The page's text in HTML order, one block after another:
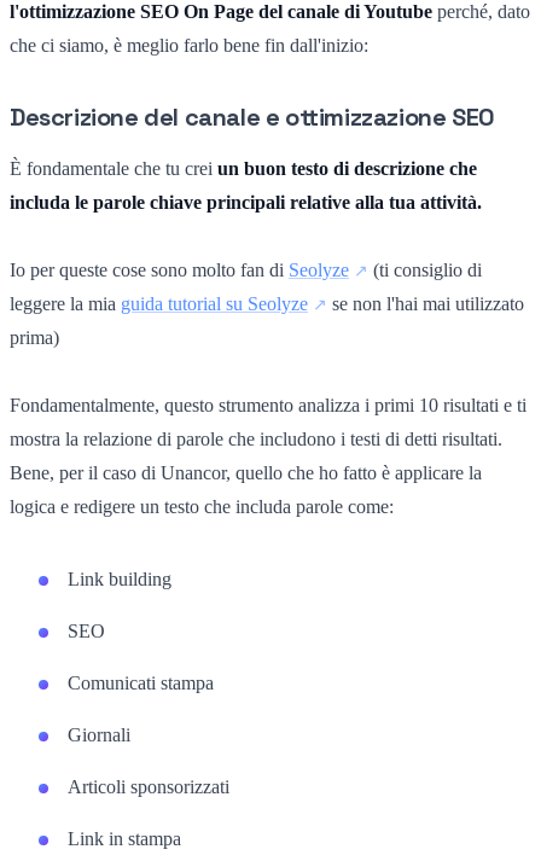
l'ottimizzazione SEO On Page del canale di Youtube perché, dato
che ci siamo, è meglio farlo bene fin dall'inizio:
Descrizione del canale e ottimizzazione SEO
È fondamentale che tu crei un buon testo di descrizione che
includa le parole chiave principali relative alla tua attività.
Io per queste cose sono molto fan di Seolyze
(ti consiglio di
leggere la mia guida tutorial su Seolyze
se non l'hai mai utilizzato
prima)
Fondamentalmente, questo strumento analizza i primi 10 risultati e ti
mostra la relazione di parole che includono i testi di detti risultati.
Bene, per il caso di Unancor, quello che ho fatto è applicare la
logica e redigere un testo che includa parole come:
Link building
SEO
Comunicati stampa
Giornali
Articoli sponsorizzati
Link in stampa